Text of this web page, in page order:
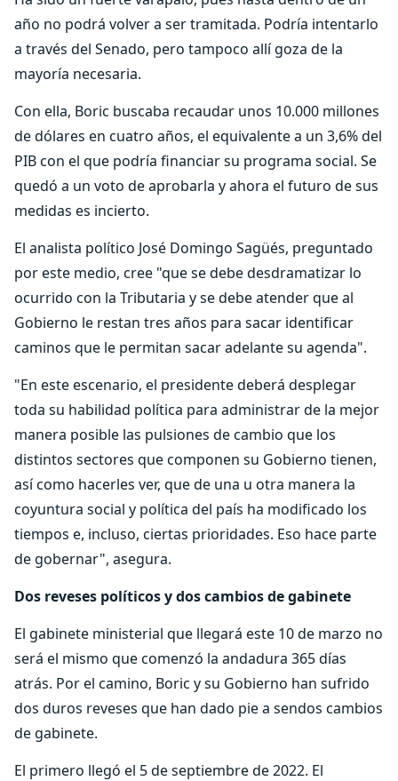
año no podrá volver a ser tramitada. Podría intentarlo
a través del Senado, pero tampoco allí goza de la
mayoría necesaria.
Con ella, Boric buscaba recaudar unos 10.000 millones
de dólares en cuatro años, el equivalente a un 3,6% del
PIB con el que podría financiar su programa social. Se
quedó a un voto de aprobarla y ahora el futuro de sus
medidas es incierto.
El analista político José Domingo Sagüés, preguntado
por este medio, cree "que se debe desdramatizar lo
ocurrido con la Tributaria y se debe atender que al
Gobierno le restan tres años para sacar identificar
caminos que le permitan sacar adelante su agenda".
"En este escenario, el presidente deberá desplegar
toda su habilidad política para administrar de la mejor
manera posible las pulsiones de cambio que los
distintos sectores que componen su Gobierno tienen,
así como hacerles ver, que de una u otra manera la
coyuntura social y política del país ha modificado los
tiempos e, incluso, ciertas prioridades. Eso hace parte
de gobernar", asegura.
Dos reveses políticos y dos cambios de gabinete
El gabinete ministerial que llegará este 10 de marzo no
será el mismo que comenzó la andadura 365 días
atrás. Por el camino, Boric y su Gobierno han sufrido
dos duros reveses que han dado pie a sendos cambios
de gabinete.
El primero llegó el 5 de septiembre de 2022. El